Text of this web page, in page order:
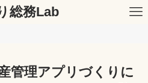
総務Lab
管理アプリづくりに